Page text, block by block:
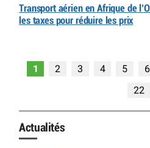
Transport aérien en Afrique de
les taxes pour réduire les prix
1 2 3 4 5 6
22
Actualités